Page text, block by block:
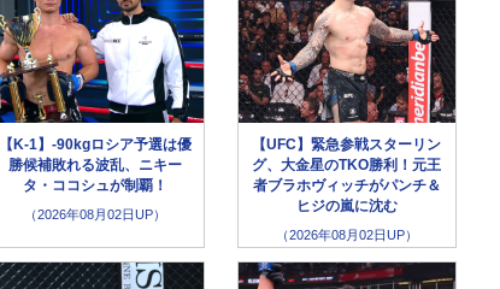
【K-1】-90kgロシア予選は優
勝候補敗れる波乱、ニキー
タ・ココシュが制覇！
（2026年08月02日UP）
【UFC】緊急参戦スターリン
グ、大金星のTKO勝利！元王
者ブラホヴィッチがパンチ＆
ヒジの嵐に沈む
（2026年08月02日UP）